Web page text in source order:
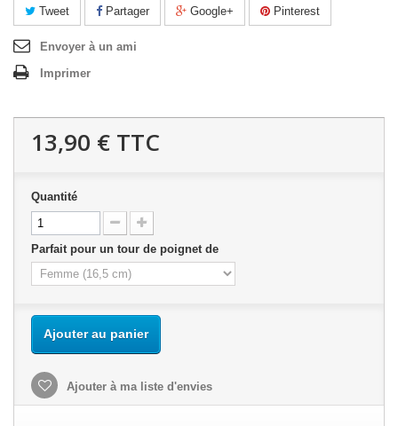
Tweet Partager Google+ Pinterest
Envoyer à un ami
Imprimer
13,90 € TTC
Quantité
Parfait pour un tour de poignet de
Ajouter au panier
Ajouter à ma liste d'envies